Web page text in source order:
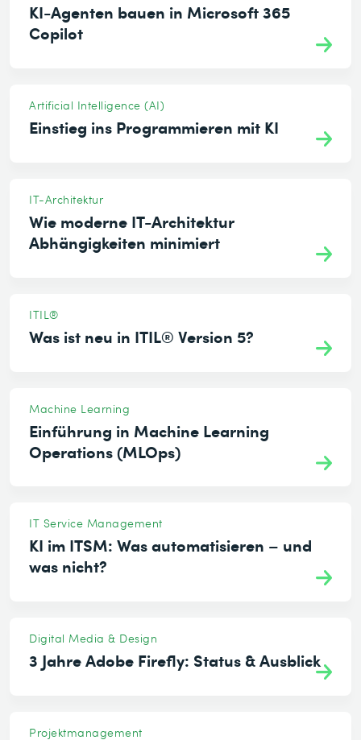
KI-Agenten bauen in Microsoft 365
Copilot
Artificial Intelligence (AI)
Einstieg ins Programmieren mit KI
IT-Architektur
Wie moderne IT-Architektur
Abhängigkeiten minimiert
ITIL®
Was ist neu in ITIL® Version 5?
Machine Learning
Einführung in Machine Learning
Operations (MLOps)
IT Service Management
KI im ITSM: Was automatisieren – und
was nicht?
Digital Media & Design
3 Jahre Adobe Firefly: Status & Ausblick
Projektmanagement